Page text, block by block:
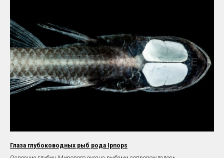
Глаза глубоководных рыб рода Ipnops